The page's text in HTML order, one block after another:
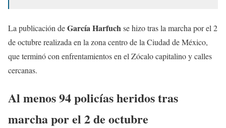
La publicación deGarcía Harfuchse hizo tras la marcha por el 2
de octubre realizada en la zona centro de la Ciudad de México,
que terminó con enfrentamientos en el Zócalo capitalino y calles
cercanas.
Al menos 94 policías heridos tras
marcha por el 2 de octubre